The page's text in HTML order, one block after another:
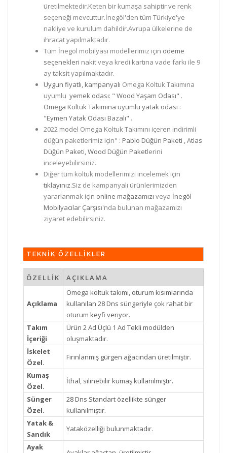
üretilmektedir.Keten bir kumaşa sahiptir ve renk
seçeneği mevcuttur.İnegöl'den tüm Türkiye'ye
nakliye ve kurulum dahildir.Avrupa ülkelerine de
ihracat yapılmaktadır.
Tüm İnegöl mobilyası modellerimiz için ödeme
seçenekleri nakit veya kredi kartına vade farkı ile 9
ay taksit yapılmaktadır.
Uygun fiyatlı, kampanyalı Omega Koltuk Takımına
uyumlu yemek odası: " Wood Yaşam Odası" .
Omega Koltuk Takımına uyumlu yatak odası :
"Eymen Yatak Odası Bazalı" .
2022 model Omega Koltuk Takımını içeren indirimli
düğün paketlerimiz için" : Pablo Düğün Paketi , Atlas
Düğün Paketi, Wood Düğün Paketlerini
inceleyebilirsiniz.
Diğer tüm koltuk modellerimizi incelemek için
tıklayınız.Siz de kampanyalı ürünlerimizden
yararlanmak için online mağazamızı veya İnegöl
Mobilyacılar Çarşısı'nda bulunan mağazamızı
ziyaret edebilirsiniz.
TEKNİK ÖZELLİKLER
ÖZELLİK AÇIKLAMA
Açıklama
Omega koltuk takımı, oturum kısımlarında
kullanılan 28 Dns süngeriyle çok rahat bir
oturum keyfi veriyor.
Takım
İçeriği
Ürün 2 Ad Üçlü 1 Ad Tekli modülden
oluşmaktadır.
İskelet
Özel.
Fırınlanmış gürgen ağacından üretilmiştir.
Kumaş
Özel.
İthal, silinebilir kumaş kullanılmıştır.
Sünger
Özel.
28 Dns Standart özellikte sünger
kullanılmıştır.
Yatak &
Sandık
Yataközelliği bulunmaktadır.
Ayak